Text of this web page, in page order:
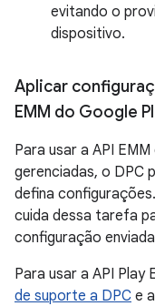
evitando o
dispositivo.
Aplicar
EMM do Google
Para usar a API
gerenciadas, o DPC
defina
cuida dessa tarefa
configuração
Para usar a API Play
de suporte a DPC e